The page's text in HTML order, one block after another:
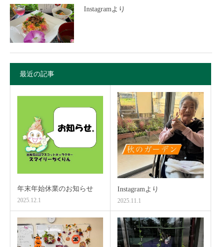
Instagramより
最近の記事
年末年始休業のお知らせ
2025.12.1
Instagramより
2025.11.1